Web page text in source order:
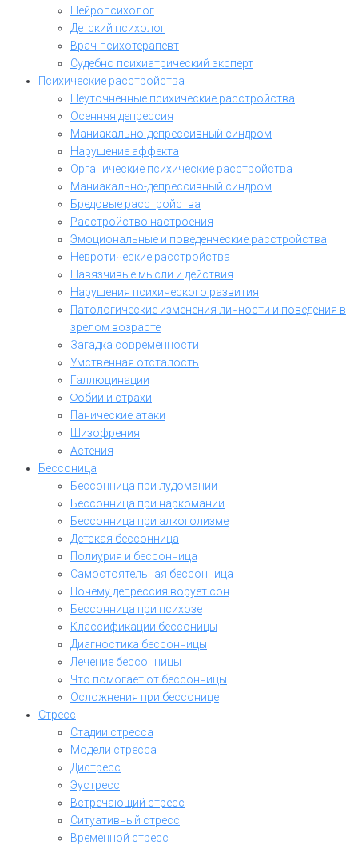
Нейропсихолог
Детский психолог
Врач-психотерапевт
Судебно психиатрический эксперт
Психические расстройства
Неуточненные психические расстройства
Осенняя депрессия
Маниакально-депрессивный синдром
Нарушение аффекта
Органические психические расстройства
Маниакально-депрессивный синдром
Бредовые расстройства
Расстройство настроения
Эмоциональные и поведенческие расстройства
Невротические расстройства
Навязчивые мысли и действия
Нарушения психического развития
Патологические изменения личности и поведения в
зрелом возрасте
Загадка современности
Умственная отсталость
Галлюцинации
Фобии и страхи
Панические атаки
Шизофрения
Астения
Бессоница
Бессонница при лудомании
Бессонница при наркомании
Бессонница при алкоголизме
Детская бессонница
Полиурия и бессонница
Самостоятельная бессонница
Почему депрессия ворует сон
Бессонница при психозе
Классификации бессоницы
Диагностика бессонницы
Лечение бессонницы
Что помогает от бессонницы
Осложнения при бессонице
Стресс
Стадии стресса
Модели стресса
Дистресс
Эустресс
Встречающий стресс
Ситуативный стресс
Временной стресс